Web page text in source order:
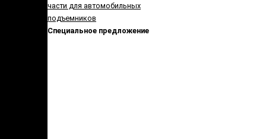
части для автомобильных
подъемников
Специальное предложение